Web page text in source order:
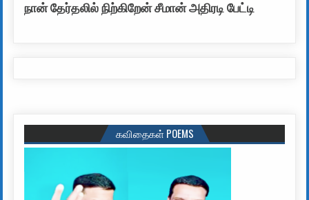
நான் தேர்தலில் நிற்கிறேன் சீமான் அதிரடி பேட்டி
கவிதைகள் POEMS